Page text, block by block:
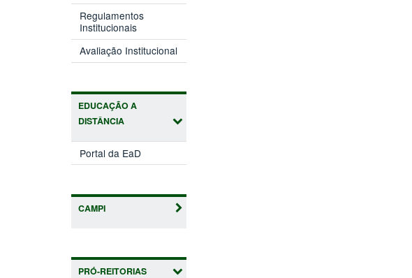
Regulamentos
Institucionais
Avaliação Institucional
EDUCAÇÃO A
DISTÂNCIA
Portal da EaD
CAMPI
PRÓ-REITORIAS